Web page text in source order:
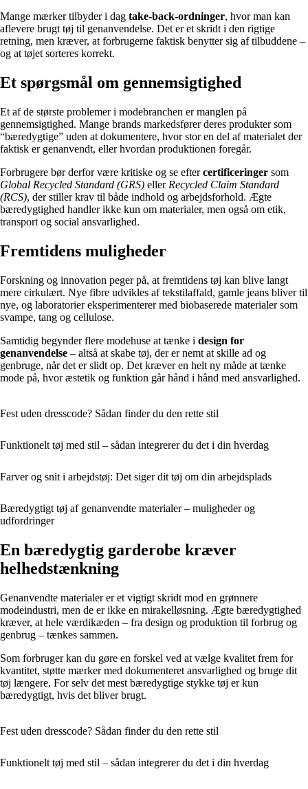
Mange mærker tilbyder i dag take-back-ordninger, hvor man kan
aflevere brugt tøj til genanvendelse. Det er et skridt i den rigtige
retning, men kræver, at forbrugerne faktisk benytter sig af tilbuddene –
og at tøjet sorteres korrekt.
Et spørgsmål om gennemsigtighed
Et af de største problemer i modebranchen er manglen på
gennemsigtighed. Mange brands markedsfører deres produkter som
“bæredygtige” uden at dokumentere, hvor stor en del af materialet der
faktisk er genanvendt, eller hvordan produktionen foregår.
Forbrugere bør derfor være kritiske og se eftercertificeringer som
Global Recycled Standard (GRS) eller Recycled Claim Standard
(RCS), der stiller krav til både indhold og arbejdsforhold. Ægte
bæredygtighed handler ikke kun om materialer, men også om etik,
transport og social ansvarlighed.
Fremtidens muligheder
Forskning og innovation peger på, at fremtidens tøj kan blive langt
mere cirkulært. Nye fibre udvikles af tekstilaffald, gamle jeans bliver til
nye, og laboratorier eksperimenterer med biobaserede materialer som
svampe, tang og cellulose.
Samtidig begynder flere modehuse at tænke i design for
genanvendelse – altså at skabe tøj, der er nemt at skille ad og
genbruge, når det er slidt op. Det kræver en helt ny måde at tænke
mode på, hvor æstetik og funktion går hånd i hånd med ansvarlighed.
Fest uden dresscode? Sådan finder du den rette stil
Funktionelt tøj med stil – sådan integrerer du det i din hverdag
Farver og snit i arbejdstøj: Det siger dit tøj om din arbejdsplads
Bæredygtigt tøj af genanvendte materialer – muligheder og
udfordringer
En bæredygtig garderobe kræver
helhedstænkning
Genanvendte materialer er et vigtigt skridt mod en grønnere
modeindustri, men de er ikke en mirakelløsning. Ægte bæredygtighed
kræver, at hele værdikæden – fra design og produktion til forbrug og
genbrug – tænkes sammen.
Som forbruger kan du gøre en forskel ved at vælge kvalitet frem for
kvantitet, støtte mærker med dokumenteret ansvarlighed og bruge dit
tøj længere. For selv det mest bæredygtige stykke tøj er kun
bæredygtigt, hvis det bliver brugt.
Fest uden dresscode? Sådan finder du den rette stil
Funktionelt tøj med stil – sådan integrerer du det i din hverdag